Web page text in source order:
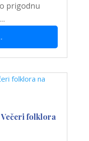
prigodnu
Večeri folklora